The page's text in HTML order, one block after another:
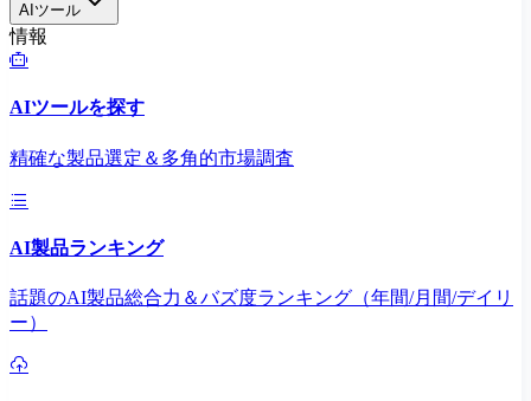
AIツール
情報
AIツールを探す
精確な製品選定＆多角的市場調査
AI製品ランキング
話題のAI製品総合力＆バズ度ランキング（年間/月間/デイリ
ー）